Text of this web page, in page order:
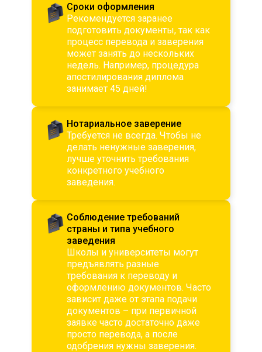
Сроки оформления
Рекомендуется заранее
подготовить документы, так как
процесс перевода и заверения
может занять до нескольких
недель. Например, процедура
апостилирования диплома
занимает 45 дней!
Нотариальное заверение
Требуется не всегда. Чтобы не
делать ненужные заверения,
лучше уточнить требования
конкретного учебного
заведения.
Соблюдение требований
страны и типа учебного
заведения
Школы и университеты могут
предъявлять разные
требования к переводу и
оформлению документов. Часто
зависит даже от этапа подачи
документов – при первичной
заявке часто достаточно даже
просто перевода, а после
одобрения нужны заверения.